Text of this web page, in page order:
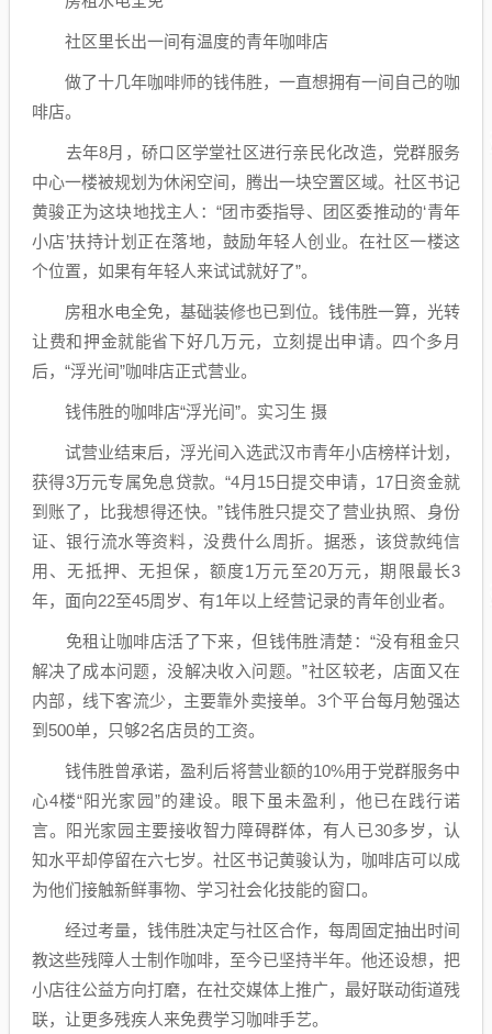
社区里长出一间有温度的青年咖啡店
做了十几年咖啡师的钱伟胜，一直想拥有一间自己的咖
啡店。
去年8月，硚口区学堂社区进行亲民化改造，党群服务
中心一楼被规划为休闲空间，腾出一块空置区域。社区书记
黄骏正为这块地找主人：“团市委指导、团区委推动的‘青年
小店’扶持计划正在落地，鼓励年轻人创业。在社区一楼这
个位置，如果有年轻人来试试就好了”。
房租水电全免，基础装修也已到位。钱伟胜一算，光转
让费和押金就能省下好几万元，立刻提出申请。四个多月
后，“浮光间”咖啡店正式营业。
钱伟胜的咖啡店“浮光间”。实习生 摄
试营业结束后，浮光间入选武汉市青年小店榜样计划，
获得3万元专属免息贷款。“4月15日提交申请，17日资金就
到账了，比我想得还快。”钱伟胜只提交了营业执照、身份
证、银行流水等资料，没费什么周折。据悉，该贷款纯信
用、无抵押、无担保，额度1万元至20万元，期限最长3
年，面向22至45周岁、有1年以上经营记录的青年创业者。
免租让咖啡店活了下来，但钱伟胜清楚：“没有租金只
解决了成本问题，没解决收入问题。”社区较老，店面又在
内部，线下客流少，主要靠外卖接单。3个平台每月勉强达
到500单，只够2名店员的工资。
钱伟胜曾承诺，盈利后将营业额的10%用于党群服务中
心4楼“阳光家园”的建设。眼下虽未盈利，他已在践行诺
言。阳光家园主要接收智力障碍群体，有人已30多岁，认
知水平却停留在六七岁。社区书记黄骏认为，咖啡店可以成
为他们接触新鲜事物、学习社会化技能的窗口。
经过考量，钱伟胜决定与社区合作，每周固定抽出时间
教这些残障人士制作咖啡，至今已坚持半年。他还设想，把
小店往公益方向打磨，在社交媒体上推广，最好联动街道残
联，让更多残疾人来免费学习咖啡手艺。